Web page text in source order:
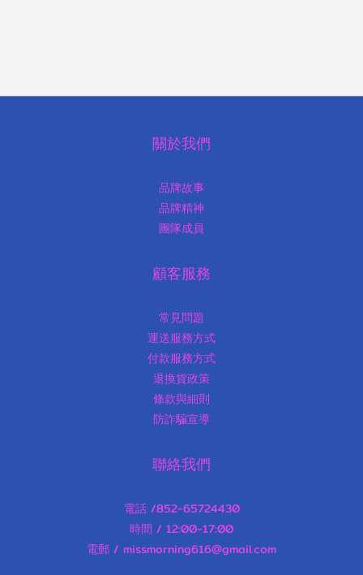
關於我們
品牌故事
品牌精神
團隊成員
顧客服務
常見問題
運送服務方式
付款服務方式
退換貨政策
條款與細則
防詐騙宣導
聯絡我們
電話 /852-65724430
時間 / 12:00-17:00
電郵 / missmorning616@gmail.com